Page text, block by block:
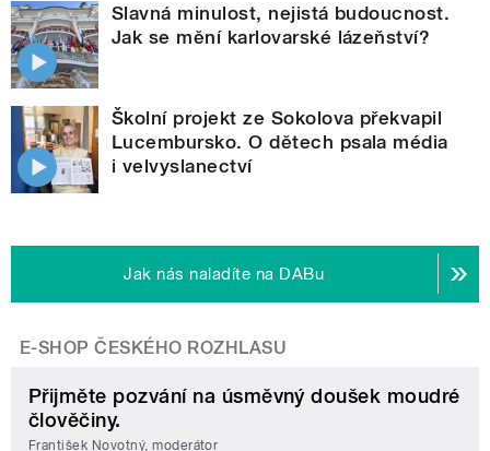
Slavná minulost, nejistá budoucnost.
Jak se mění karlovarské lázeňství?
Školní projekt ze Sokolova překvapil
Lucembursko. O dětech psala média
i velvyslanectví
Jak nás naladíte na DABu
E-SHOP ČESKÉHO ROZHLASU
Přijměte pozvání na úsměvný doušek moudré
člověčiny.
František Novotný, moderátor